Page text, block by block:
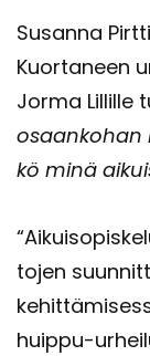
Susan­na
Kuor­ta­neen
Jorma Lil­lil­le
kö minä
to­jen
huippu-​